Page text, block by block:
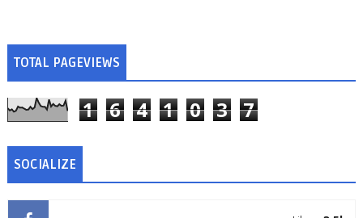
TOTAL PAGEVIEWS
1 6 4 1 0 3 7
SOCIALIZE